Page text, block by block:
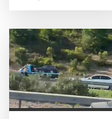
yönetimiyle buluştu